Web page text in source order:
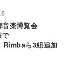
音楽博覧会
で
ら3組追加